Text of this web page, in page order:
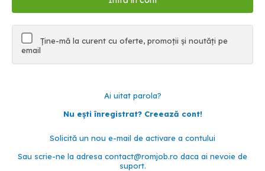
Ține-mă la curent cu oferte, promoții și noutăți pe
email
Ai uitat parola?
Nu ești înregistrat? Creează cont!
Solicită un nou e-mail de activare a contului
Sau scrie-ne la adresa contact@romjob.ro daca ai nevoie de
suport.